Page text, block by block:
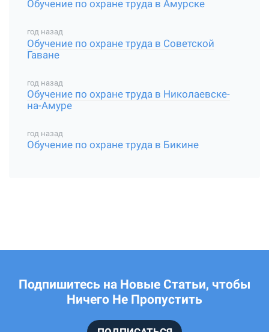
Обучение по охране труда в Амурске
год назад
Обучение по охране труда в Советской
Гаване
год назад
Обучение по охране труда в Николаевске-
на-Амуре
год назад
Обучение по охране труда в Бикине
Подпишитесь на Новые Статьи, чтобы
Ничего Не Пропустить